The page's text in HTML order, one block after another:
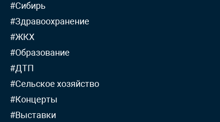
#Сибирь
#Здравоохранение
#ЖКХ
#Образование
#ДТП
#Сельское хозяйство
#Концерты
#Выставки